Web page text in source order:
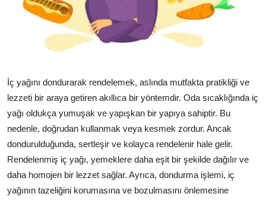
İç yağını dondurarak rendelemek, aslında mutfakta pratikliği ve
lezzeti bir araya getiren akıllıca bir yöntemdir. Oda sıcaklığında iç
yağı oldukça yumuşak ve yapışkan bir yapıya sahiptir. Bu
nedenle, doğrudan kullanmak veya kesmek zordur. Ancak
dondurulduğunda, sertleşir ve kolayca rendelenir hale gelir.
Rendelenmiş iç yağı, yemeklere daha eşit bir şekilde dağılır ve
daha homojen bir lezzet sağlar. Ayrıca, dondurma işlemi, iç
yağının tazeliğini korumasına ve bozulmasını önlemesine